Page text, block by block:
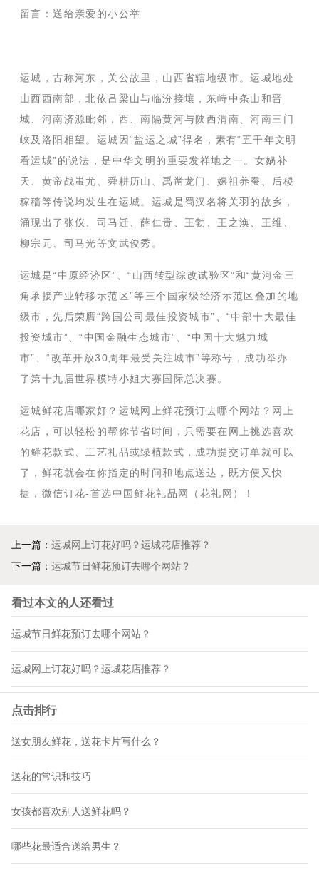
留言：送给亲爱的小公举
运城，古称河东，关公故里，山西省辖地级市。运城地处
山西西南部，北依吕梁山与临汾接壤，东峙中条山和晋
城、河南济源毗邻，西、南隔黄河与陕西渭南、河南三门
峡及洛阳相望。运城因“盐运之城”得名，素有“五千年文明
看运城”的说法，是中华文明的重要发祥地之一。女娲补
天、黄帝战蚩尤、舜耕历山、禹凿龙门、嫘祖养蚕、后稷
稼穑等传说均发生在运城。运城是蜀汉名将关羽的故乡，
涌现出了张仪、司马迁、薛仁贵、王勃、王之涣、王维、
柳宗元、司马光等文武俊秀。
运城是“中原经济区”、“山西转型综改试验区”和“黄河金三
角承接产业转移示范区”等三个国家级经济示范区叠加的地
级市，先后荣膺“跨国公司最佳投资城市”、“中部十大最佳
投资城市”、“中国金融生态城市”、“中国十大魅力城
市”、“改革开放30周年最受关注城市”等称号，成功举办
了第十九届世界模特小姐大赛国际总决赛。
运城鲜花店哪家好？运城网上鲜花预订去哪个网站？网上
花店，可以轻松的帮你节省时间，只需要在网上挑选喜欢
的鲜花款式、工艺礼品或绿植款式，成功提交订单就可以
了，鲜花就会在你指定的时间和地点送达，既方便又快
捷，微信订花-首选中国鲜花礼品网（花礼网）！
上一篇： 运城网上订花好吗？运城花店推荐？
下一篇： 运城节日鲜花预订去哪个网站？
看过本文的人还看过
运城节日鲜花预订去哪个网站？
运城网上订花好吗？运城花店推荐？
点击排行
送女朋友鲜花，送花卡片写什么？
送花的常识和技巧
女孩都喜欢别人送鲜花吗？
哪些花最适合送给男生？